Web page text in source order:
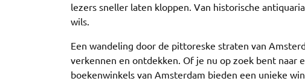
lezers sneller laten kloppen. Van historische
wils.
Een wandeling door de pittoreske straten van
verkennen en ontdekken. Of je nu op zoek bent naar
boekenwinkels van Amsterdam bieden een unieke